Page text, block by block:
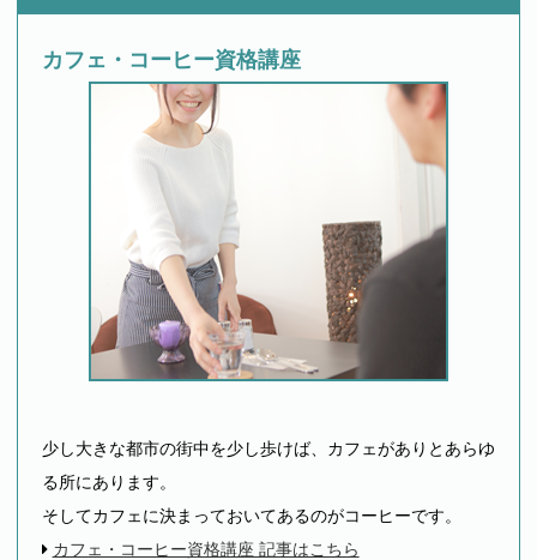
カフェ・コーヒー資格講座
少し大きな都市の街中を少し歩けば、カフェがありとあらゆ
る所にあります。
そしてカフェに決まっておいてあるのがコーヒーです。
カフェ・コーヒー資格講座 記事はこちら